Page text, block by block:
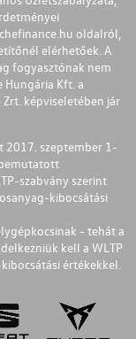
oldalról,
elérhetőek. A
fogyasztónak nem
Hungária Kft. a
képviseletében jár
2017. szeptember 1-
szabvány szerint
kibocsátási
- tehát a
kell a WLTP
értékekkel.